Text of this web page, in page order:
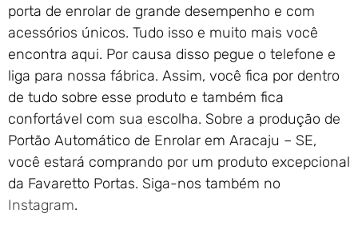
porta de enrolar de grande desempenho e com
acessórios únicos. Tudo isso e muito mais você
encontra aqui. Por causa disso pegue o telefone e
liga para nossa fábrica. Assim, você fica por dentro
de tudo sobre esse produto e também fica
confortável com sua escolha. Sobre a produção de
Portão Automático de Enrolar em Aracaju – SE,
você estará comprando por um produto excepcional
da Favaretto Portas. Siga-nos também no
Instagram.